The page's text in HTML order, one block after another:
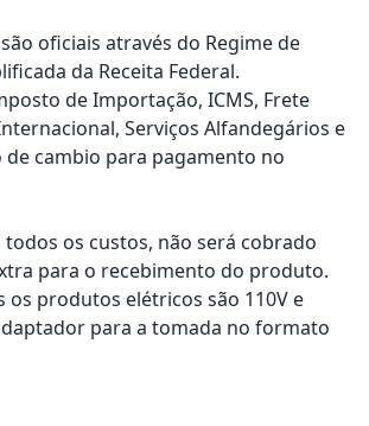
oficiais através do Regime de
da Receita Federal.
de Importação, ICMS, Frete
Serviços Alfandegários e
cambio para pagamento no
os custos, não será cobrado
para o recebimento do produto.
os produtos elétricos são 110V e
para a tomada no formato